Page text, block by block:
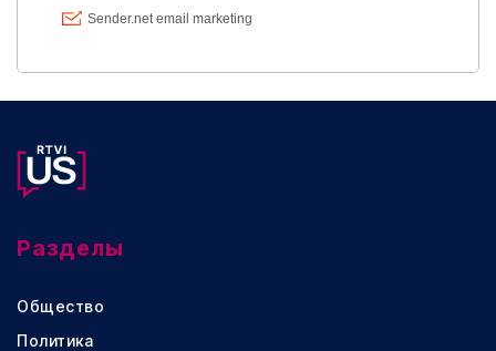
Разделы
Общество
Политика